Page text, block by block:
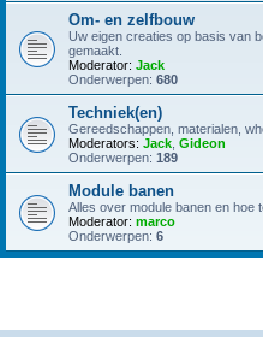
Om- en zelfbouw
Uw eigen creaties op basis van
gemaakt.
Moderator: Jack
Onderwerpen: 680
Techniek(en)
Gereedschappen, materialen,
Moderators: Jack Gideon
Onderwerpen: 189
Module banen
Alles over module banen en hoe
Moderator: marco
Onderwerpen: 6